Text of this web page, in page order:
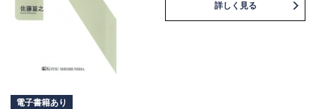
詳しく見る
電子書籍あり